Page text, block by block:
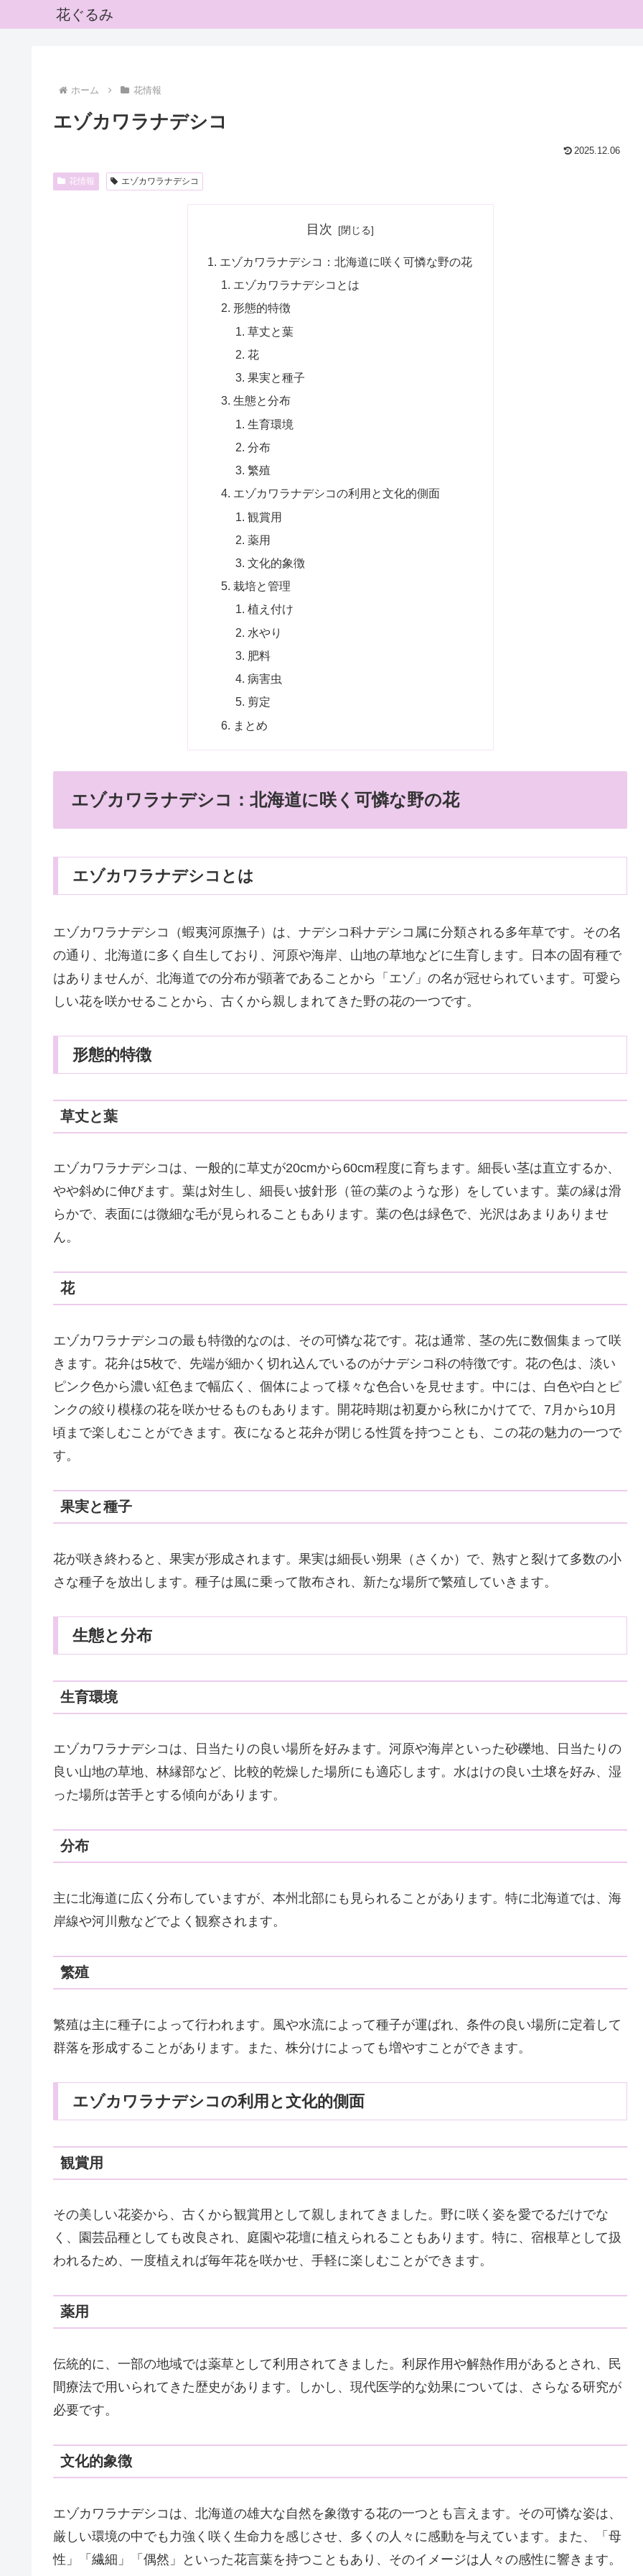
花ぐるみ
ホーム 花情報
エゾカワラナデシコ
2025.12.06
花情報 エゾカワラナデシコ
目次
エゾカワラナデシコ：北海道に咲く可憐な野の花
エゾカワラナデシコとは
形態的特徴
草丈と葉
花
果実と種子
生態と分布
生育環境
分布
繁殖
エゾカワラナデシコの利用と文化的側面
観賞用
薬用
文化的象徴
栽培と管理
植え付け
水やり
肥料
病害虫
剪定
まとめ
エゾカワラナデシコ：北海道に咲く可憐な野の花
エゾカワラナデシコとは
エゾカワラナデシコ（蝦夷河原撫子）は、ナデシコ科ナデシコ属に分類される多年草です。その名
の通り、北海道に多く自生しており、河原や海岸、山地の草地などに生育します。日本の固有種で
はありませんが、北海道での分布が顕著であることから「エゾ」の名が冠せられています。可愛ら
しい花を咲かせることから、古くから親しまれてきた野の花の一つです。
形態的特徴
草丈と葉
エゾカワラナデシコは、一般的に草丈が20cmから60cm程度に育ちます。細長い茎は直立するか、
やや斜めに伸びます。葉は対生し、細長い披針形（笹の葉のような形）をしています。葉の縁は滑
らかで、表面には微細な毛が見られることもあります。葉の色は緑色で、光沢はあまりありませ
ん。
花
エゾカワラナデシコの最も特徴的なのは、その可憐な花です。花は通常、茎の先に数個集まって咲
きます。花弁は5枚で、先端が細かく切れ込んでいるのがナデシコ科の特徴です。花の色は、淡い
ピンク色から濃い紅色まで幅広く、個体によって様々な色合いを見せます。中には、白色や白とピ
ンクの絞り模様の花を咲かせるものもあります。開花時期は初夏から秋にかけてで、7月から10月
頃まで楽しむことができます。夜になると花弁が閉じる性質を持つことも、この花の魅力の一つで
す。
果実と種子
花が咲き終わると、果実が形成されます。果実は細長い朔果（さくか）で、熟すと裂けて多数の小
さな種子を放出します。種子は風に乗って散布され、新たな場所で繁殖していきます。
生態と分布
生育環境
エゾカワラナデシコは、日当たりの良い場所を好みます。河原や海岸といった砂礫地、日当たりの
良い山地の草地、林縁部など、比較的乾燥した場所にも適応します。水はけの良い土壌を好み、湿
った場所は苦手とする傾向があります。
分布
主に北海道に広く分布していますが、本州北部にも見られることがあります。特に北海道では、海
岸線や河川敷などでよく観察されます。
繁殖
繁殖は主に種子によって行われます。風や水流によって種子が運ばれ、条件の良い場所に定着して
群落を形成することがあります。また、株分けによっても増やすことができます。
エゾカワラナデシコの利用と文化的側面
観賞用
その美しい花姿から、古くから観賞用として親しまれてきました。野に咲く姿を愛でるだけでな
く、園芸品種としても改良され、庭園や花壇に植えられることもあります。特に、宿根草として扱
われるため、一度植えれば毎年花を咲かせ、手軽に楽しむことができます。
薬用
伝統的に、一部の地域では薬草として利用されてきました。利尿作用や解熱作用があるとされ、民
間療法で用いられてきた歴史があります。しかし、現代医学的な効果については、さらなる研究が
必要です。
文化的象徴
エゾカワラナデシコは、北海道の雄大な自然を象徴する花の一つとも言えます。その可憐な姿は、
厳しい環境の中でも力強く咲く生命力を感じさせ、多くの人々に感動を与えています。また、「母
性」「繊細」「偶然」といった花言葉を持つこともあり、そのイメージは人々の感性に響きます。